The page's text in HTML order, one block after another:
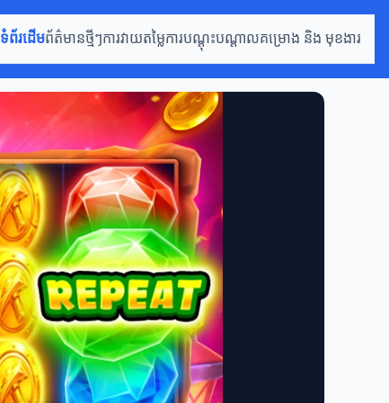
ទំព័រដើមព័ត៌មានថ្មីៗការវាយតម្លៃការបណ្តុះបណ្តាលគម្រោង និង មុខងារ